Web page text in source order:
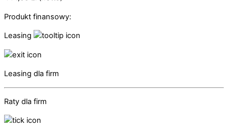
Produkt finansowy:
Leasing
Leasing dla firm
Raty dla firm